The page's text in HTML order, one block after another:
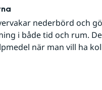
nederbörd och
i både tid och rum.
när man vill ha